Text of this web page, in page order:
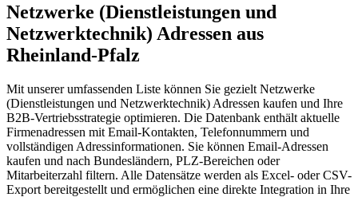
Netzwerke (Dienstleistungen und
Netzwerktechnik) Adressen aus
Rheinland-Pfalz
Mit unserer umfassenden Liste können Sie gezielt Netzwerke
(Dienstleistungen und Netzwerktechnik) Adressen kaufen und Ihre
B2B-Vertriebsstrategie optimieren. Die Datenbank enthält aktuelle
Firmenadressen mit Email-Kontakten, Telefonnummern und
vollständigen Adressinformationen. Sie können Email-Adressen
kaufen und nach Bundesländern, PLZ-Bereichen oder
Mitarbeiterzahl filtern. Alle Datensätze werden als Excel- oder CSV-
Export bereitgestellt und ermöglichen eine direkte Integration in Ihre